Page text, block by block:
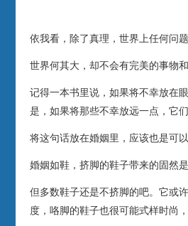
依我看，除了真理，世界上任何问
世界何其大，却不会有完美的事物
记得一本书里说，如果将不幸放在
是，如果将那些不幸放远一点，它
将这句话放在婚姻里，应该也是可
婚姻如鞋，挤脚的鞋子带来的固然是
但多数鞋子还是不挤脚的吧。它或
度，咯脚的鞋子也很可能式样时尚